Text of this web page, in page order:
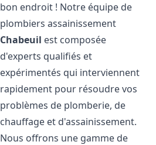
bon endroit ! Notre équipe de
plombiers assainissement
Chabeuil est composée
d'experts qualifiés et
expérimentés qui interviennent
rapidement pour résoudre vos
problèmes de plomberie, de
chauffage et d'assainissement.
Nous offrons une gamme de